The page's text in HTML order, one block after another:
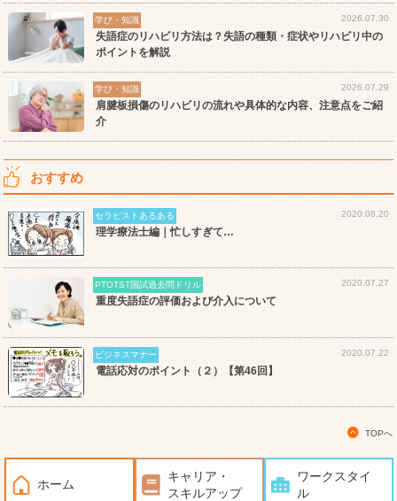
学び・知識 2026.07.30
失語症のリハビリ方法は？失語の種類・症状やリハビリ中の
ポイントを解説
学び・知識 2026.07.29
肩腱板損傷のリハビリの流れや具体的な内容、注意点をご紹
介
おすすめ
セラピストあるある 2020.08.20
理学療法士編｜忙しすぎて…
PTOTST国試過去問ドリル 2020.07.27
重度失語症の評価および介入について
ビジネスマナー 2020.07.22
電話応対のポイント（２）【第46回】
TOPへ
ホーム
キャリア・
スキルアップ
ワークスタイ
ル